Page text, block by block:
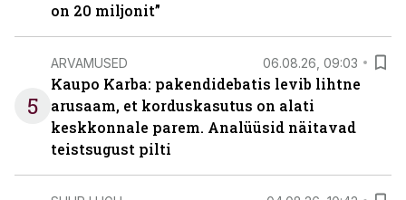
on 20 miljonit”
5
ARVAMUSED 06.08.26, 09:03
Kaupo Karba: pakendidebatis levib lihtne
arusaam, et korduskasutus on alati
keskkonnale parem. Analüüsid näitavad
teistsugust pilti